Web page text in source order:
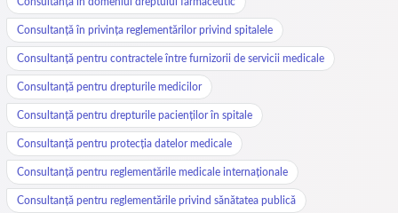
Consultanță în privința reglementărilor privind spitalele
Consultanță pentru contractele între furnizorii de servicii medicale
Consultanță pentru drepturile medicilor
Consultanță pentru drepturile pacienților în spitale
Consultanță pentru protecția datelor medicale
Consultanță pentru reglementările medicale internaționale
Consultanță pentru reglementările privind sănătatea publică